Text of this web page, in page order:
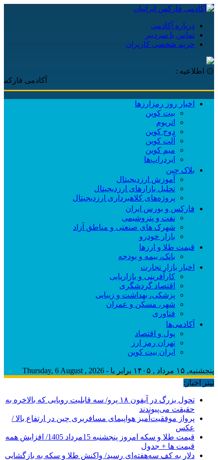
درباره آکادمی
تماس با سردبیر
حریم شخصی کاربران
۞ اطلاعیه :
آکادمی فارکس
اخبار روز رمزارزها
بیت کوین
اتریوم
دوج کوین
آلت کوین
میم کوین‌
ایردراپ‌ها
بلاک چین
آموزش ارزدیجیتال
تحلیل بازارهای ارزدیجیتال
پروژه‌های کلاهبرداری ارزدیجیتال
فارکس و بورس ایران
نفت و پتروشیمی
شهرک های صنعتی و مناطق آزاد
بازار خودرو
قیمت طلا و ارزها
بانک، بیمه و بودجه
اخبار بازار تجارت
کارآفرینی و بازاریابی
اقتصاد گردشگری
پزشکی، بهداشت و زیبایی
شهر، مسکن و عمران
فناوری
آکادمی‌ها
پول و اقتصاد
تهران رمز ارز
ایران بیت کوین
پنجشنبه, ۱۵ مرداد , ۱۴۰۵ برابر با - Thursday, 6 August , 2026
تیتر اخبار:
تحول بزرگ در آیفون ۱۸ پرو/ سه قابلیت رویایی که بالاخره به
حقیقت می‌پیوندند
پرواز موفقیت‌آمیز هواپیمای مسافربری چین در ارتفاع بالا /
عکس
قیمت طلا و سکه امروز پنجشنبه 15مرداد 1405/ افزایش همه
قیمت ها + جدول
دلار به کف سه‌هفته‌ای رسید/ واکنش طلا و سکه به بازگشایی